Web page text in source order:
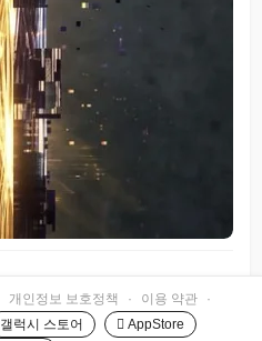
개인정보 보호정책 · 이용 약관
·
갤럭시 스토어  AppStore